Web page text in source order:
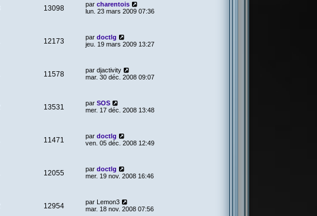
13098 par charentois
lun. 23 mars 2009 07:36
12173 par doctlg
jeu. 19 mars 2009 13:27
11578 par djactivity
mar. 30 déc. 2008 09:07
13531 par SOS
mer. 17 déc. 2008 13:48
11471 par doctlg
ven. 05 déc. 2008 12:49
12055 par doctlg
mer. 19 nov. 2008 16:46
12954 par Lemon3
mar. 18 nov. 2008 07:56